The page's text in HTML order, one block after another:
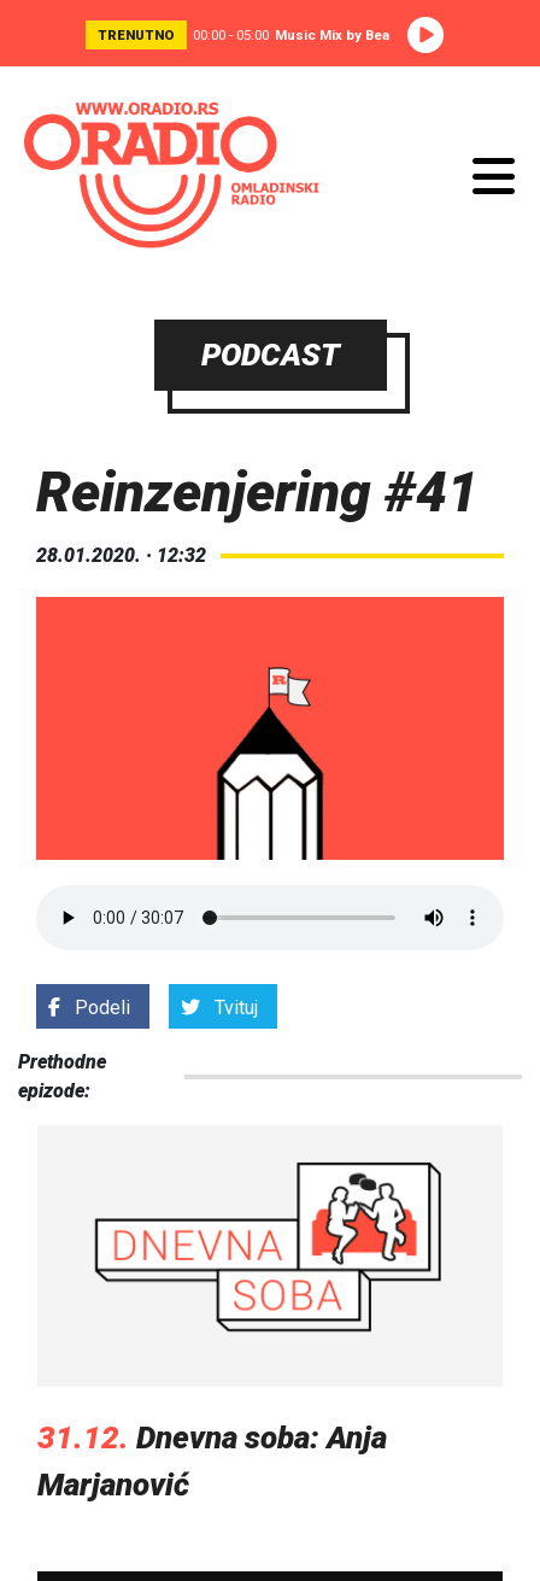
TRENUTNO 00:00 - 05:00 Music Mix by Bea
PODCAST
Reinzenjering #41
28.01.2020. · 12:32
Podeli Tvituj
Prethodne
epizode:
31.12. Dnevna soba: Anja
Marjanović